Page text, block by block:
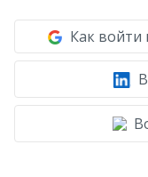
Как войти